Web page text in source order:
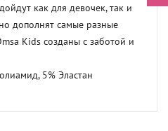
как для девочек, так и
дополнят самые разные
Kids созданы с заботой и
5% Эластан